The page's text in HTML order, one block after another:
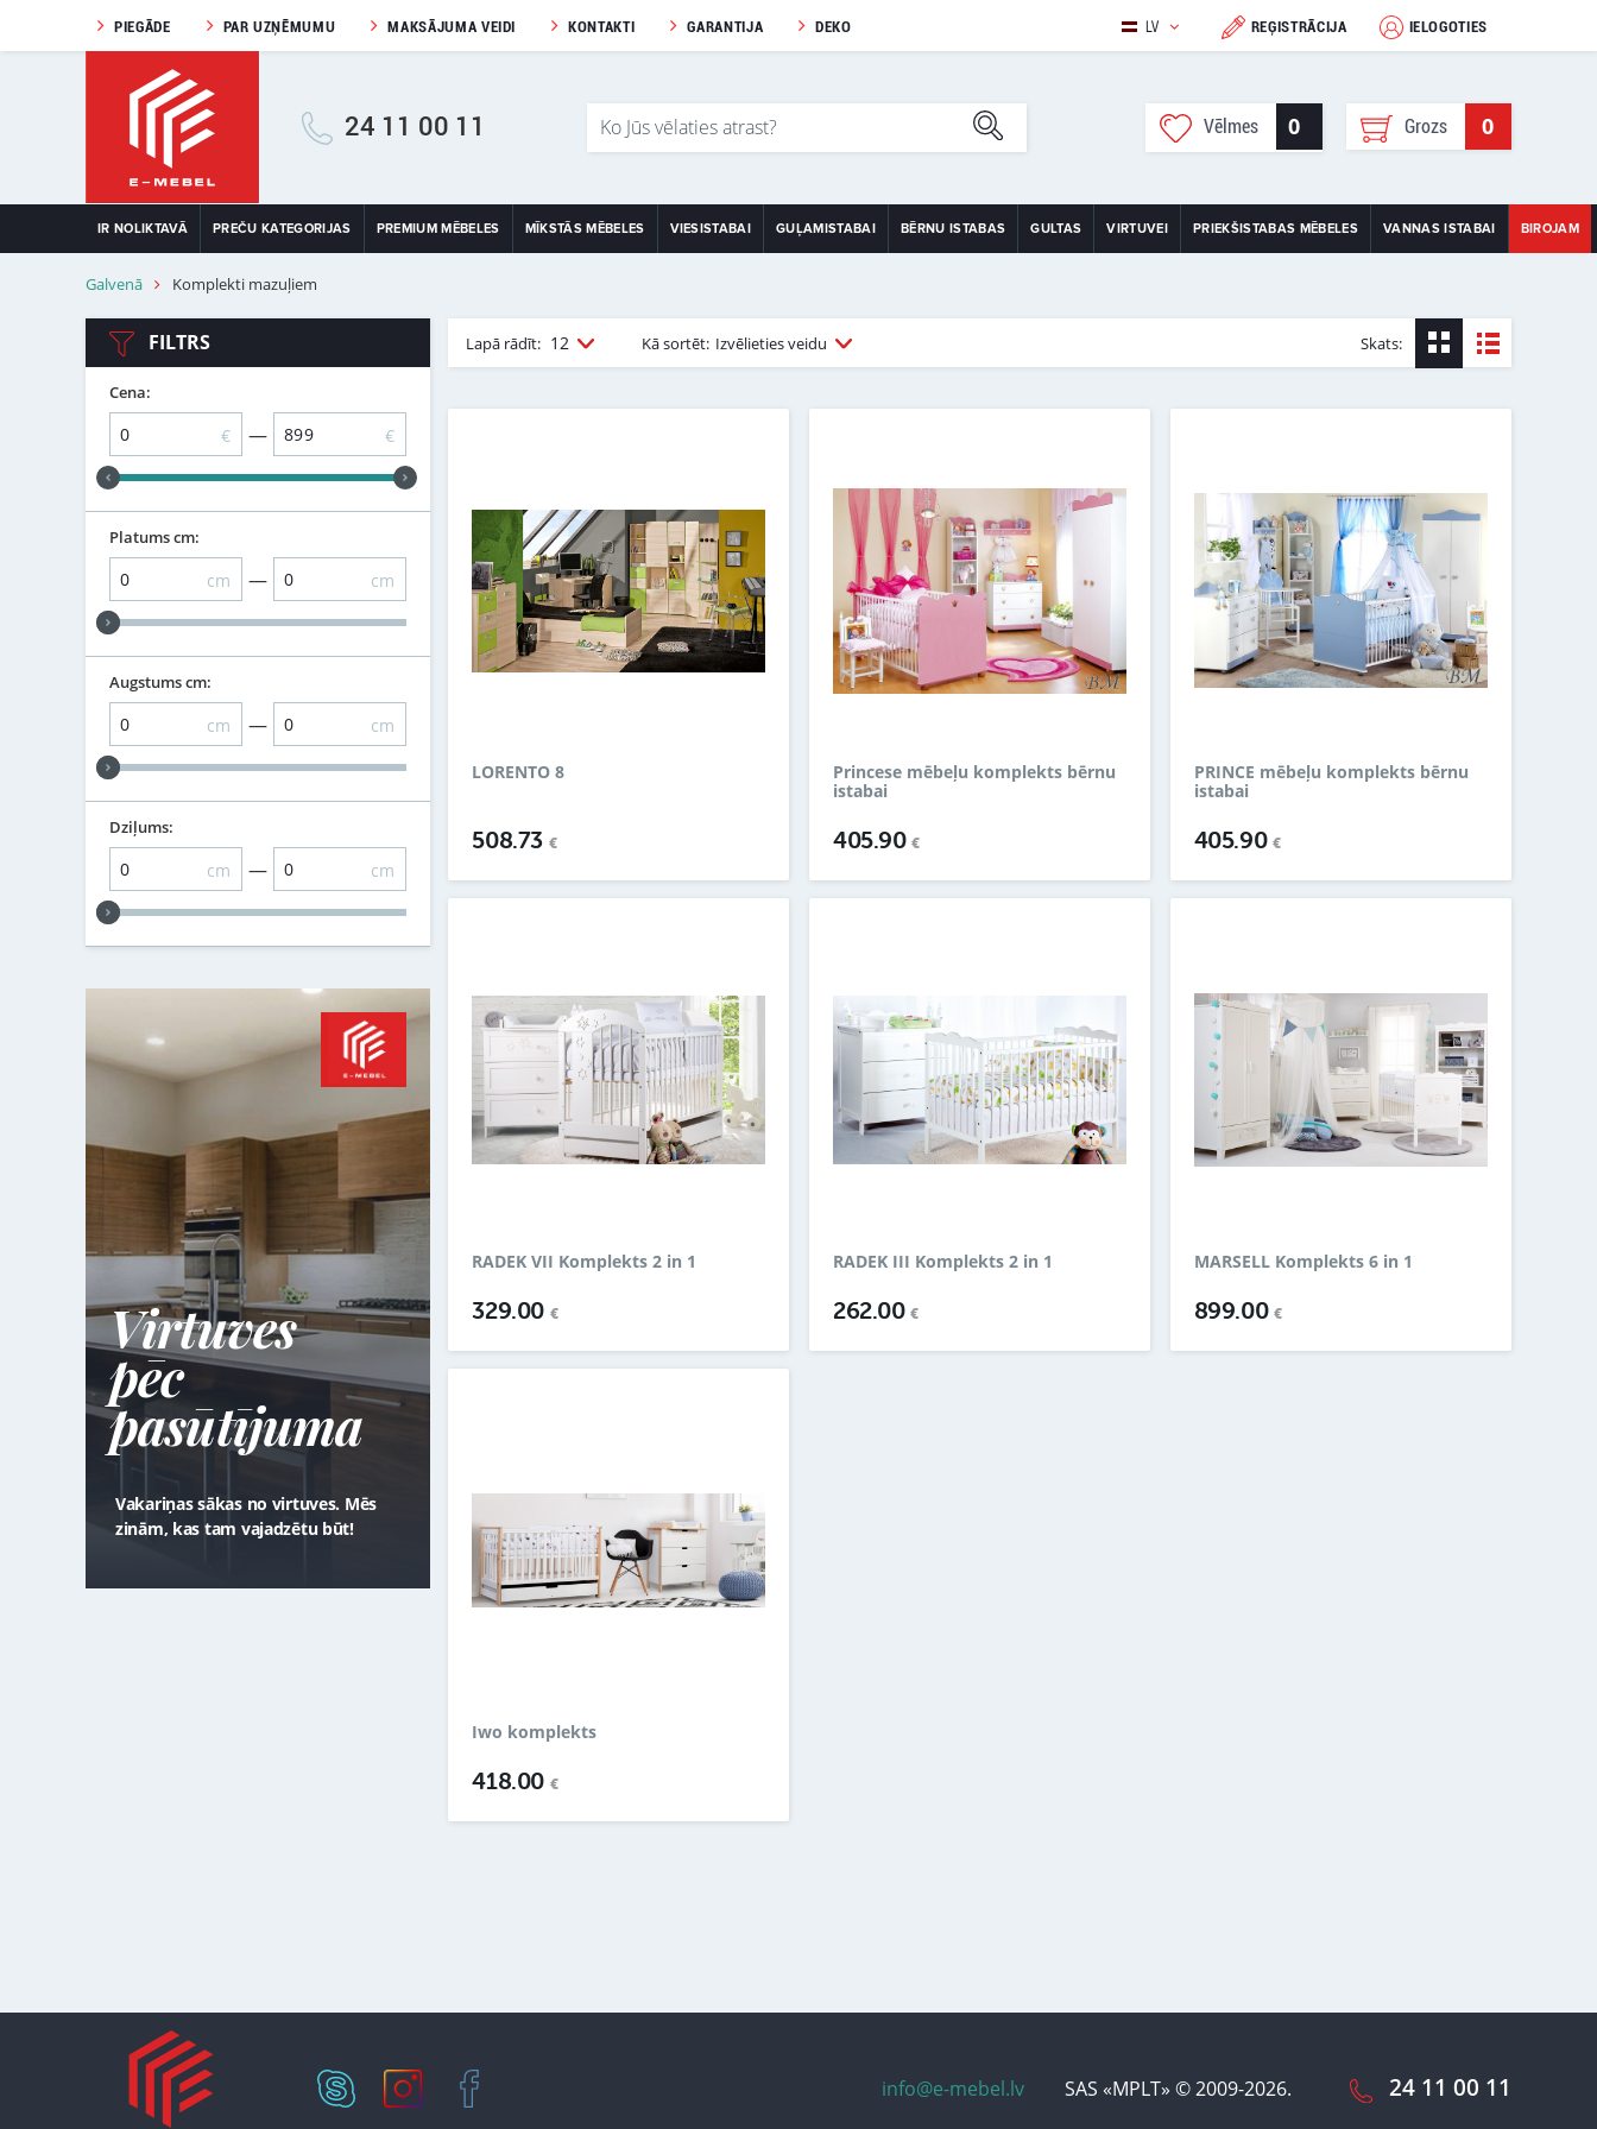
PIEGĀDE PAR UZŅĒMUMU MAKSĀJUMA VEIDI KONTAKTI GARANTIJA DEKO LV REĢISTRĀCIJA IELOGOTIES
24 11 00 11 Vēlmes 0 Grozs 0
IR NOLIKTAVĀ PREČU KATEGORIJAS PREMIUM MĒBELES MĪKSTĀS MĒBELES VIESISTABAI GUĻAMISTABAI BĒRNU ISTABAS GULTAS VIRTUVEI PRIEKŠISTABAS MĒBELES VANNAS ISTABAI BIROJAM
Galvenā Komplekti mazuļiem
FILTRS
Cena:
€ — €
Platums cm:
cm — cm
Augstums cm:
cm — cm
Dziļums:
cm — cm
Virtuves
pēc
pasūtījuma
Vakariņas sākas no virtuves. Mēs
zinām, kas tam vajadzētu būt!
Lapā rādīt: 12 Kā sortēt: Izvēlieties veidu Skats:
LORENTO 8
508.73 €
Princese mēbeļu komplekts bērnu
istabai
405.90€
PRINCE mēbeļu komplekts bērnu
istabai
405.90 €
RADEK VII Komplekts 2 in 1
329.00 €
RADEK III Komplekts 2 in 1
262.00€
MARSELL Komplekts 6 in 1
899.00 €
Iwo komplekts
418.00 €
info@e-mebel.lv SAS «MPLT» © 2009-2026. 24 11 00 11